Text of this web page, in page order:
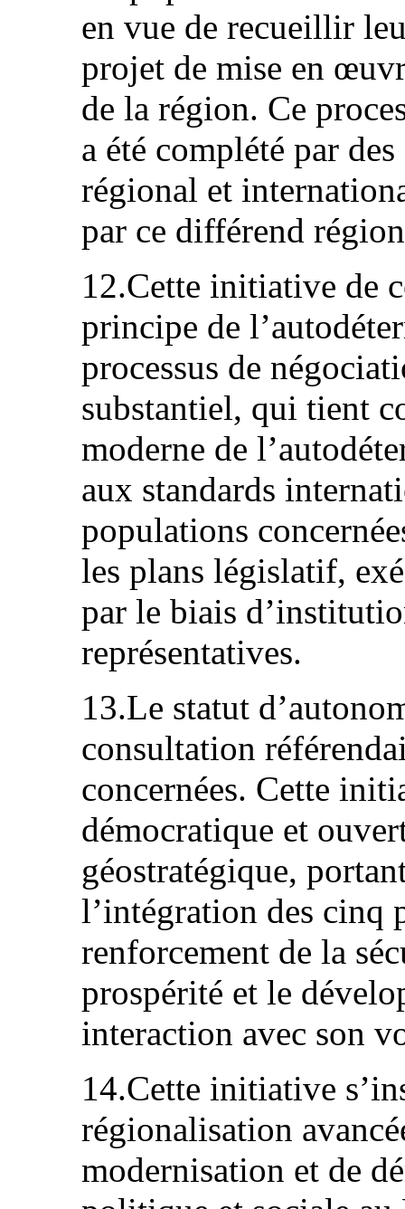
en vue de recueillir
projet de mise en
de la région. Ce
a été complété par
régional et
par ce différend
12.Cette initiative de
principe de
processus de
substantiel, qui tient
moderne de
aux standards
populations
les plans législatif,
par le biais
représentatives.
13.Le statut
consultation
concernées. Cette
démocratique et
géostratégique,
l’intégration des cinq
renforcement de la
prospérité et le
interaction avec son
14.Cette initiative
régionalisation
modernisation et de